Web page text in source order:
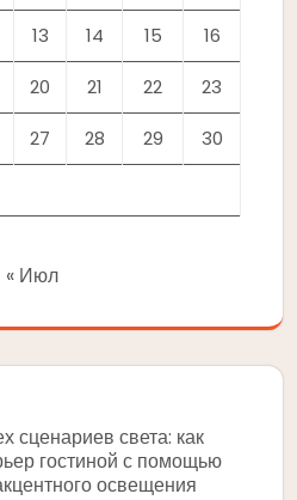
13 14 15 16
20 21 22 23
27 28 29 30
« Июл
сценариев света: как
гостиной с помощью
освещения